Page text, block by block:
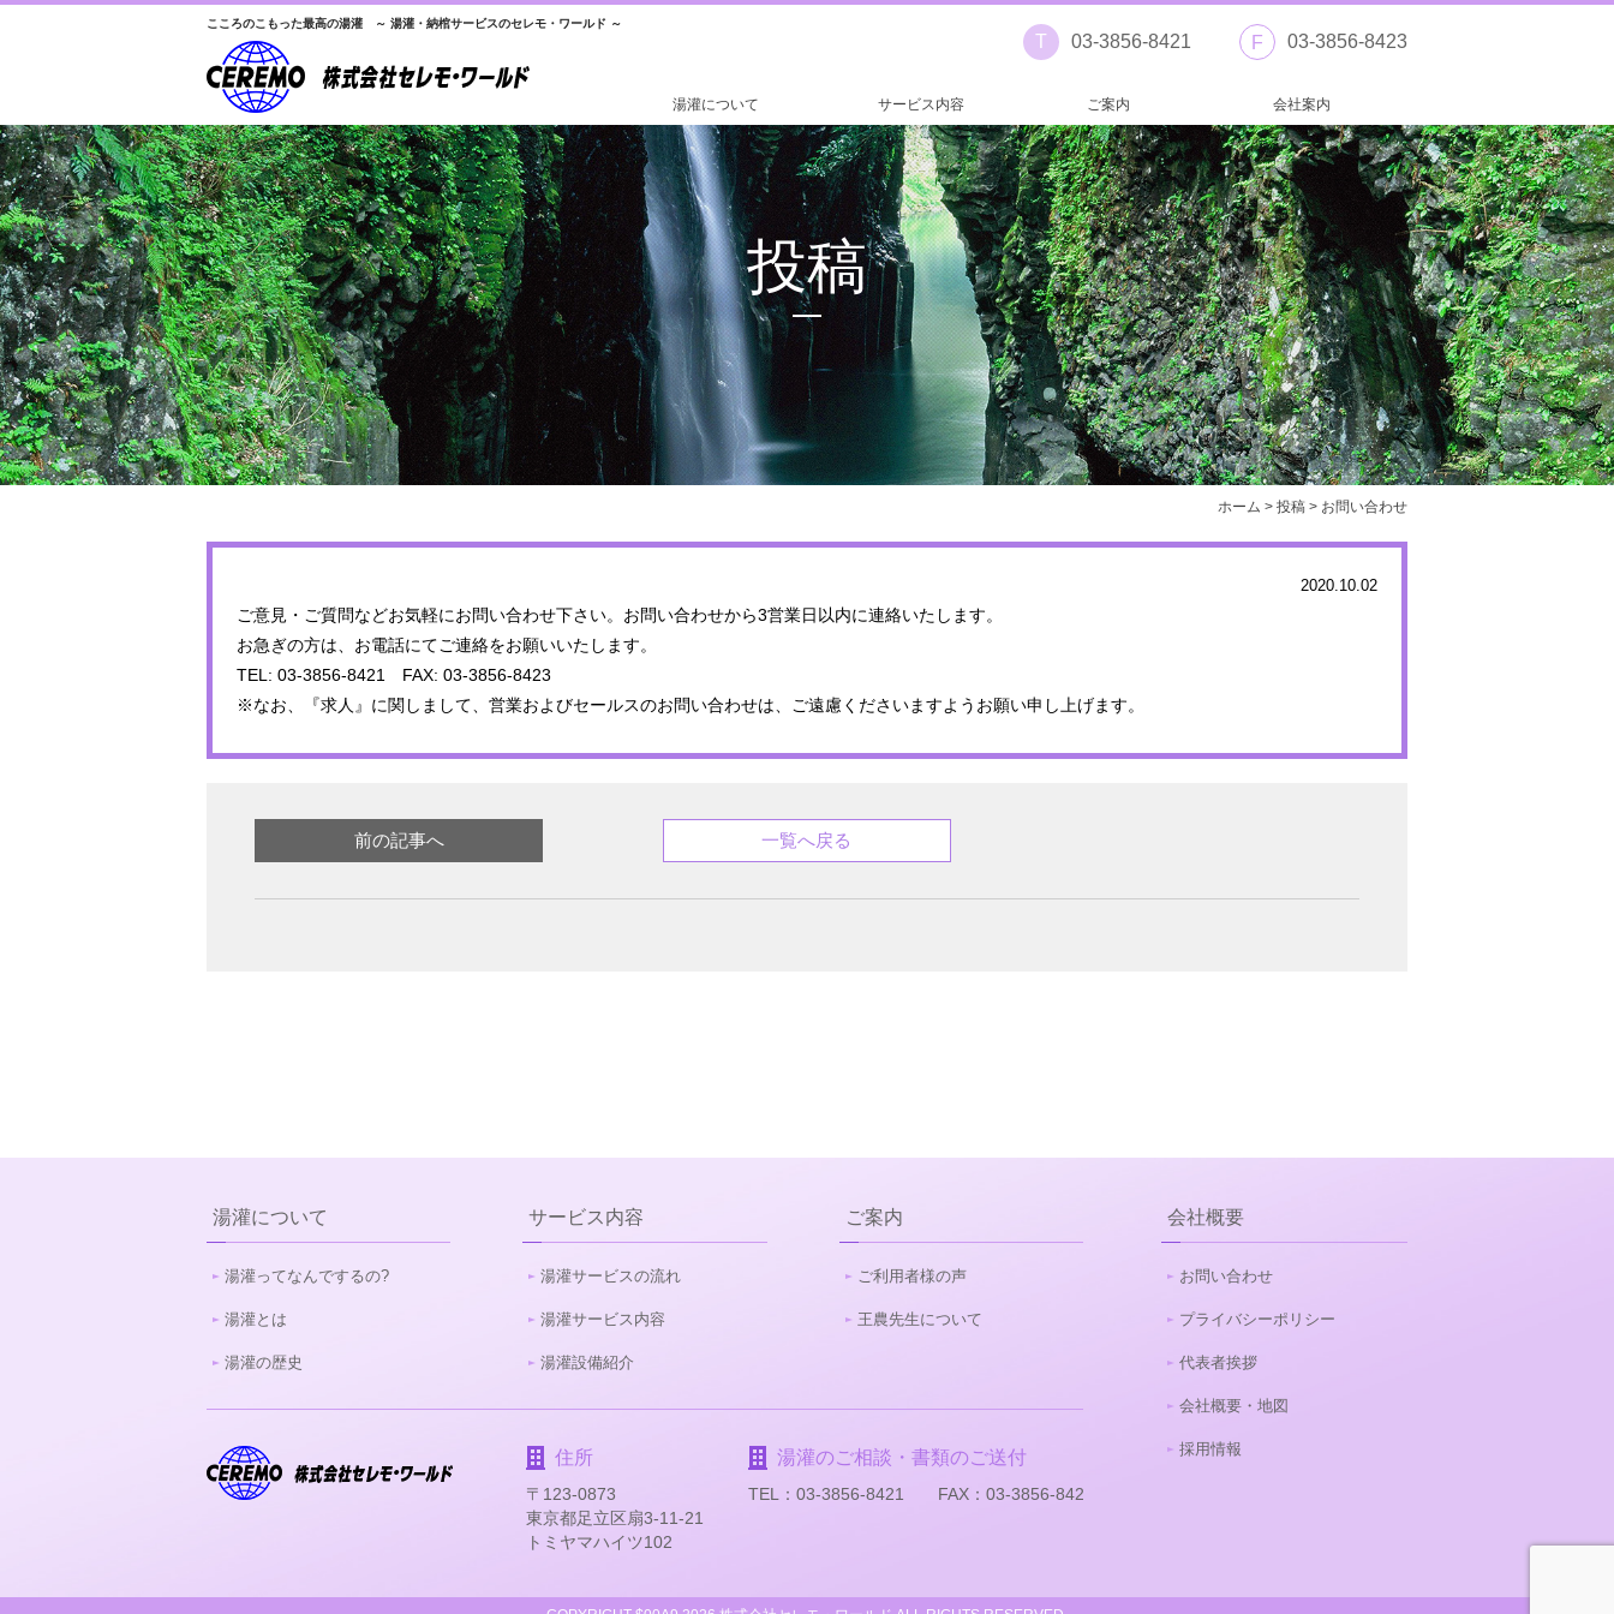
こころのこもった最高の湯灌 ～ 湯灌・納棺サービスのセレモ・ワールド ～
湯灌について サービス内容 ご案内 会社案内
T 03-3856-8421 F 03-3856-8423
投稿
ホーム > 投稿 > お問い合わせ
2020.10.02
ご意見・ご質問などお気軽にお問い合わせ下さい。お問い合わせから3営業日以内に連絡いたします。
お急ぎの方は、お電話にてご連絡をお願いいたします。
TEL: 03-3856-8421 FAX: 03-3856-8423
※なお、『求人』に関しまして、営業およびセールスのお問い合わせは、ご遠慮くださいますようお願い申し上げます。
前の記事へ 一覧へ戻る
湯灌について
湯灌ってなんでするの?
湯灌とは
湯灌の歴史
サービス内容
湯灌サービスの流れ
湯灌サービス内容
湯灌設備紹介
ご案内
ご利用者様の声
王農先生について
住所
〒123-0873
東京都足立区扇3-11-21
トミヤマハイツ102
湯灌のご相談・書類のご送付
TEL：03-3856-8421 FAX：03-3856-8423
会社概要
お問い合わせ
プライバシーポリシー
代表者挨拶
会社概要・地図
採用情報